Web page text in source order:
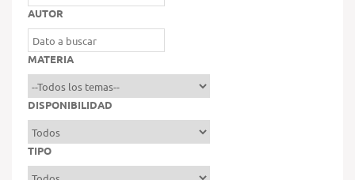
AUTOR
MATERIA
DISPONIBILIDAD
TIPO